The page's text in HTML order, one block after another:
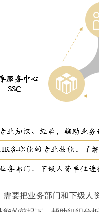
需要把业务部门和下级人